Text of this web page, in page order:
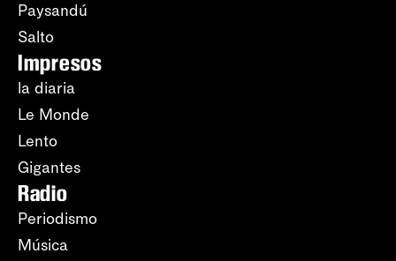
Paysandú
Salto
Impresos
la diaria
Le Monde
Lento
Gigantes
Radio
Periodismo
Música